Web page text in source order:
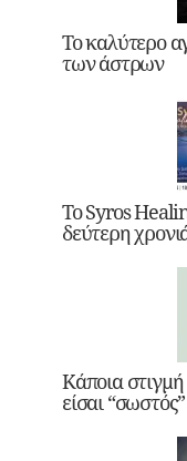
Το καλύτερο
των άστρων
Το Syros
δεύτερη
Κάποια
είσαι “σωστός”